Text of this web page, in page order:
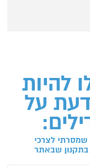
להיות
על
לצרכי
בתקנון שבאתר